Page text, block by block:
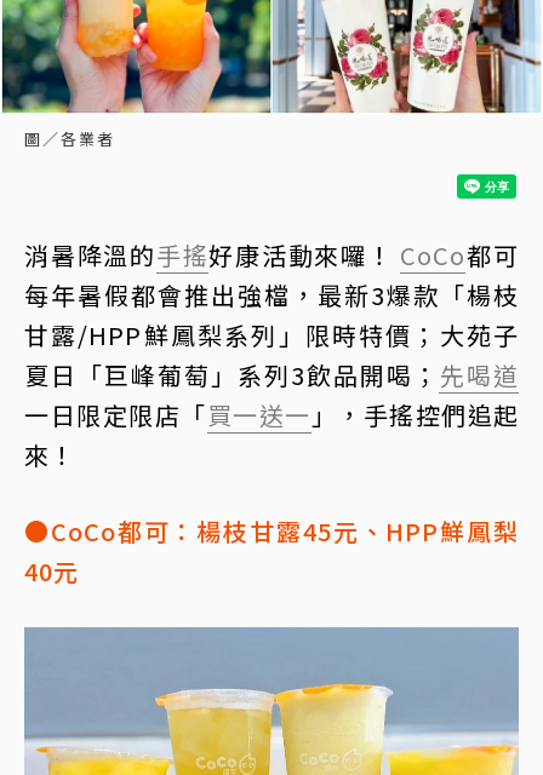
圖／各業者
消暑降溫的手搖好康活動來囉！ CoCo都可
每年暑假都會推出強檔，最新3爆款「楊枝
甘露/HPP鮮鳳梨系列」限時特價；大苑子
夏日「巨峰葡萄」系列3飲品開喝； 先喝道
一日限定限店「買一送一 」，手搖控們追起
來！
●CoCo都可：楊枝甘露45元、HPP鮮鳳梨
40元